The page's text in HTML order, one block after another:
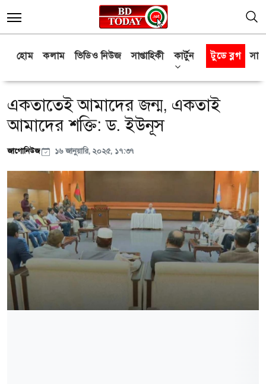
হোম কলাম ভিডিও নিউজ সাপ্তাহিকী কার্টুন টুডে ব্লগ
একতাতেই আমাদের জন্ম, একতাই
আমাদের শক্তি: ড. ইউনূস
জাগোনিউজ ১৬ জানুয়ারি, ২০২৫, ১৭:৩৭